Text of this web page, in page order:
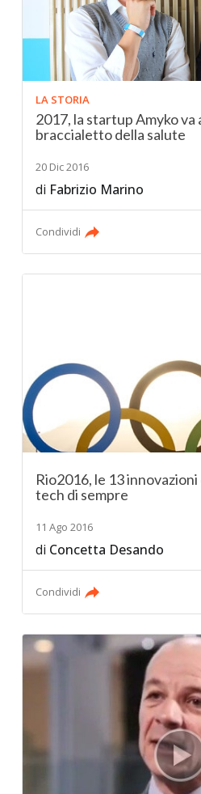
LA STORIA
2017, la startup Amyko va
braccialetto della salute
20 Dic 2016
di Fabrizio Marino
Condividi
Rio2016, le 13
tech di sempre
11 Ago 2016
di Concetta Desando
Condividi